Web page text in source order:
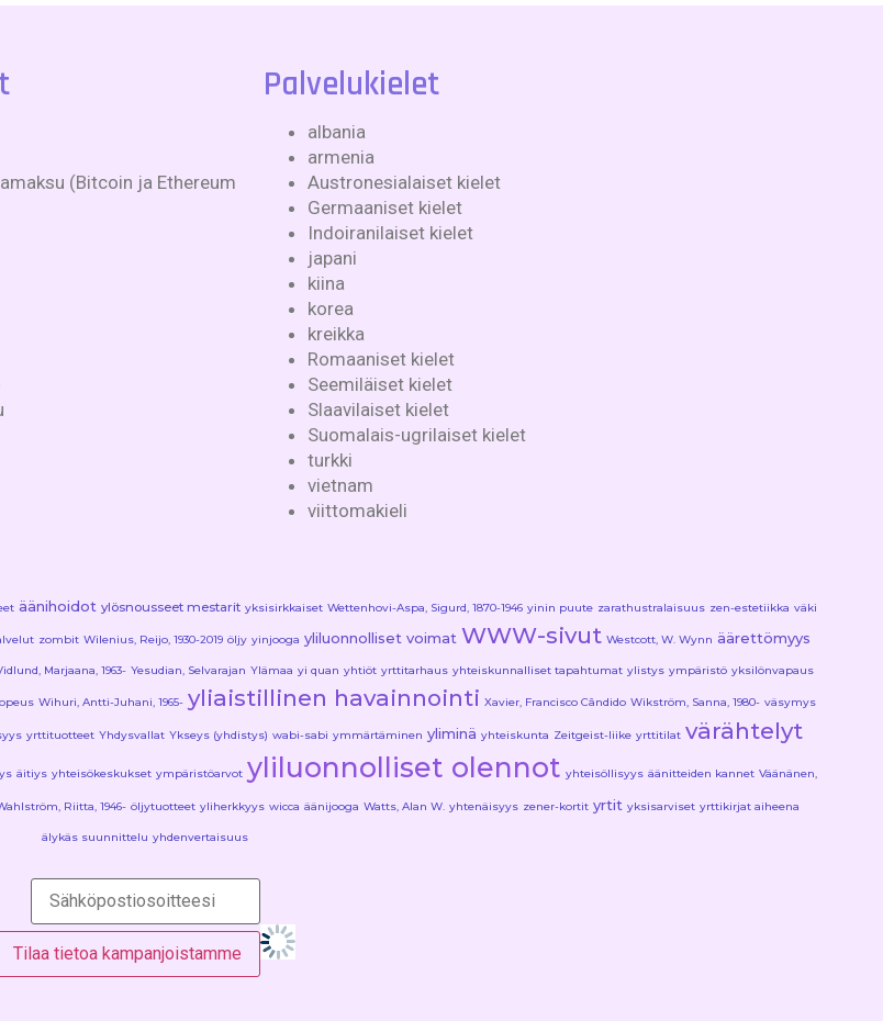
(Bitcoin ja Ethereum
Palvelukielet
albania
armenia
Austronesialaiset kielet
Germaaniset kielet
Indoiranilaiset kielet
japani
kiina
korea
kreikka
Romaaniset kielet
Seemiläiset kielet
Slaavilaiset kielet
Suomalais-ugrilaiset kielet
turkki
vietnam
viittomakieli
äänihoidot ylösnousseet mestarit yksisirkkaiset Wettenhovi-Aspa, Sigurd, 1870-1946 yinin puute zarathustralaisuus zen-estetiikka väki
zombit Wilenius, Reijo, 1930-2019 öljy yinjooga yliluonnolliset voimat WWW-sivut Westcott, W. Wynn äärettömyys
Marjaana, 1963- Yesudian, Selvarajan Ylämaa yi quan yhtiöt yrttitarhaus yhteiskunnalliset tapahtumat ylistys ympäristö yksilönvapaus
Wihuri, Antti-Juhani, 1965- yliaistillinen havainnointi Xavier, Francisco Cândido Wikström, Sanna, 1980- väsymys
yrttituotteet Yhdysvallat Ykseys (yhdistys) wabi-sabi ymmärtäminen yliminä yhteiskunta Zeitgeist-liike yrttitilat värähtelyt
äitiys yhteisökeskukset ympäristöarvot yliluonnolliset olennot yhteisöllisyys äänitteiden kannet Väänänen,
Riitta, 1946- öljytuotteet yliherkkyys wicca äänijooga Watts, Alan W. yhtenäisyys zener-kortit yrtit yksisarviset yrttikirjat aiheena
älykäs suunnittelu yhdenvertaisuus